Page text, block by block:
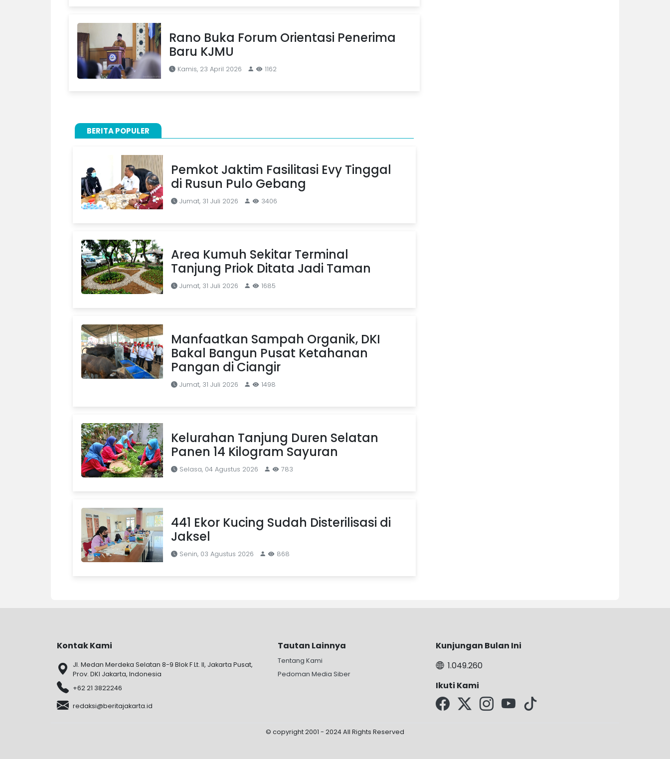
Rano Buka Forum Orientasi Penerima
Baru KJMU
Kamis, 23 April 2026 1162
BERITA POPULER
Pemkot Jaktim Fasilitasi Evy Tinggal
di Rusun Pulo Gebang
Jumat, 31 Juli 2026 3406
Area Kumuh Sekitar Terminal
Tanjung Priok Ditata Jadi Taman
Jumat, 31 Juli 2026 1685
Manfaatkan Sampah Organik, DKI
Bakal Bangun Pusat Ketahanan
Pangan di Ciangir
Jumat, 31 Juli 2026 1498
Kelurahan Tanjung Duren Selatan
Panen 14 Kilogram Sayuran
Selasa, 04 Agustus 2026 783
441 Ekor Kucing Sudah Disterilisasi di
Jaksel
Senin, 03 Agustus 2026 868
Kontak Kami
Jl. Medan Merdeka Selatan 8-9 Blok F Lt. II, Jakarta Pusat,
Prov. DKI Jakarta, Indonesia
+62 21 3822246
redaksi@beritajakarta.id
Tautan Lainnya
Tentang Kami
Pedoman Media Siber
Kunjungan Bulan Ini
1.049.260
Ikuti Kami
© copyright 2001 - 2024 All Rights Reserved